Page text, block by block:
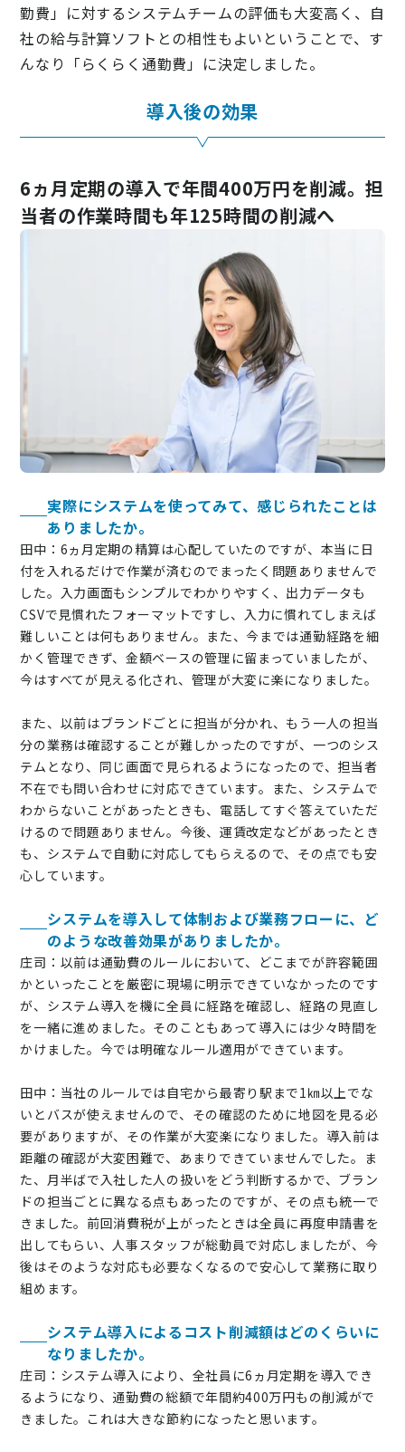
勤費」に対するシステムチームの評価も大変高く、自
社の給与計算ソフトとの相性もよいということで、す
んなり「らくらく通勤費」に決定しました。
導入後の効果
6ヵ月定期の導入で年間400万円を削減。担
当者の作業時間も年125時間の削減へ
実際にシステムを使ってみて、感じられたことは
ありましたか。
田中：6ヵ月定期の精算は心配していたのですが、本当に日
付を入れるだけで作業が済むのでまったく問題ありませんで
した。入力画面もシンプルでわかりやすく、出力データも
CSVで見慣れたフォーマットですし、入力に慣れてしまえば
難しいことは何もありません。また、今までは通勤経路を細
かく管理できず、金額ベースの管理に留まっていましたが、
今はすべてが見える化され、管理が大変に楽になりました。
また、以前はブランドごとに担当が分かれ、もう一人の担当
分の業務は確認することが難しかったのですが、一つのシス
テムとなり、同じ画面で見られるようになったので、担当者
不在でも問い合わせに対応できています。また、システムで
わからないことがあったときも、電話してすぐ答えていただ
けるので問題ありません。今後、運賃改定などがあったとき
も、システムで自動に対応してもらえるので、その点でも安
心しています。
システムを導入して体制および業務フローに、ど
のような改善効果がありましたか。
庄司：以前は通勤費のルールにおいて、どこまでが許容範囲
かといったことを厳密に現場に明示できていなかったのです
が、システム導入を機に全員に経路を確認し、経路の見直し
を一緒に進めました。そのこともあって導入には少々時間を
かけました。今では明確なルール適用ができています。
田中：当社のルールでは自宅から最寄り駅まで1㎞以上でな
いとバスが使えませんので、その確認のために地図を見る必
要がありますが、その作業が大変楽になりました。導入前は
距離の確認が大変困難で、あまりできていませんでした。ま
た、月半ばで入社した人の扱いをどう判断するかで、ブラン
ドの担当ごとに異なる点もあったのですが、その点も統一で
きました。前回消費税が上がったときは全員に再度申請書を
出してもらい、人事スタッフが総動員で対応しましたが、今
後はそのような対応も必要なくなるので安心して業務に取り
組めます。
システム導入によるコスト削減額はどのくらいに
なりましたか。
庄司：システム導入により、全社員に6ヵ月定期を導入でき
るようになり、通勤費の総額で年間約400万円もの削減がで
きました。これは大きな節約になったと思います。